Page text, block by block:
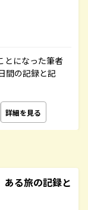
とになった筆者
間の記録と記
詳細を見る
る旅の記録と